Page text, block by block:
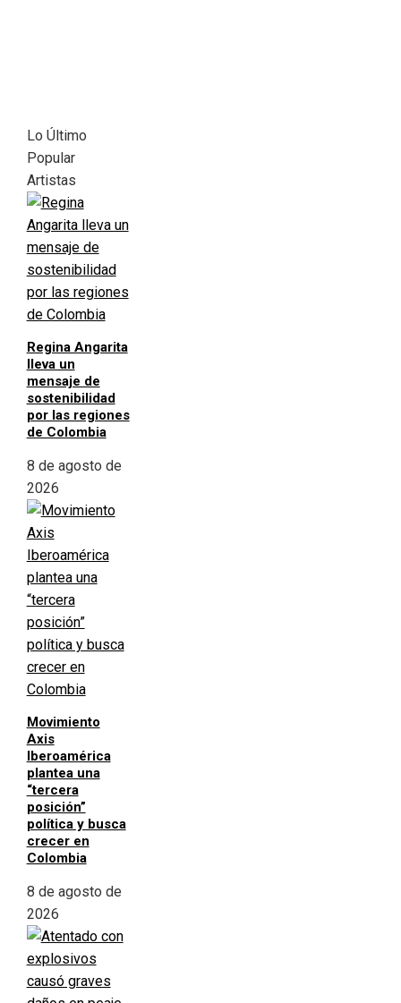
Lo Último
Popular
Artistas
Regina Angarita
lleva un
mensaje de
sostenibilidad
por las regiones
de Colombia
8 de agosto de
2026
Movimiento
Axis
Iberoamérica
plantea una
“tercera
posición”
política y busca
crecer en
Colombia
8 de agosto de
2026